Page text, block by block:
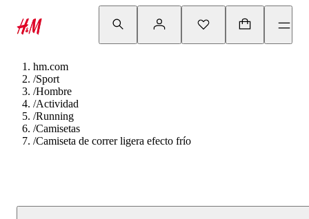
hm.com
/Sport
/Hombre
/Actividad
/Running
/Camisetas
/Camiseta de correr ligera efecto frío